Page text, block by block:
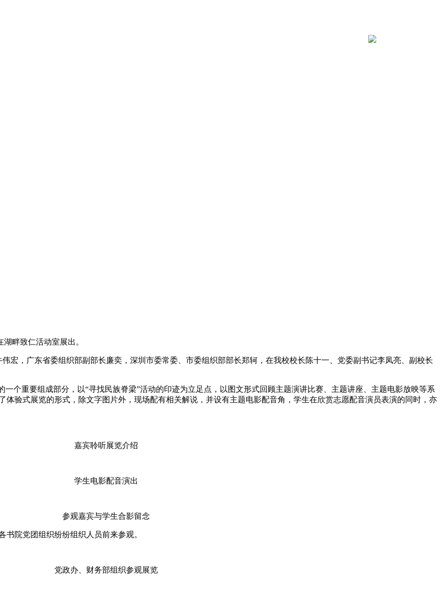
畔致仁活动室展出。
宏，广东省委组织部副部长廉奕，深圳市委常委、市委组织部部长郑轲，在我校校长陈十一、党委副书记李凤亮、副校长
个重要组成部分，以“寻找民族脊梁”活动的印迹为立足点，以图文形式回顾主题演讲比赛、主题讲座、主题电影放映等系
验式展览的形式，除文字图片外，现场配有相关解说，并设有主题电影配音角，学生在欣赏志愿配音演员表演的同时，亦
嘉宾聆听展览介绍
学生电影配音演出
参观嘉宾与学生合影留念
院党团组织纷纷组织人员前来参观。
党政办、财务部组织参观展览